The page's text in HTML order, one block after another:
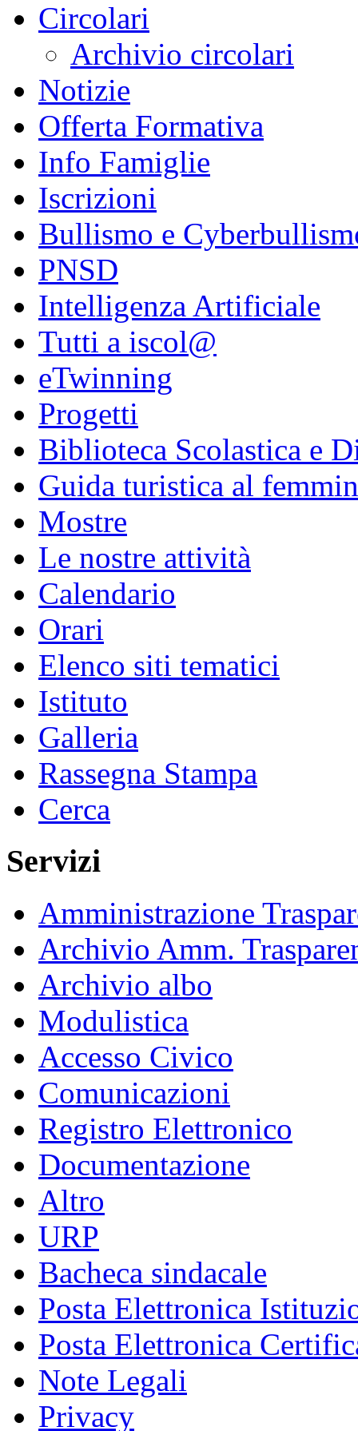
Circolari
Archivio circolari
Notizie
Offerta Formativa
Info Famiglie
Iscrizioni
Bullismo e
PNSD
Intelligenza Artificiale
Tutti a iscol@
eTwinning
Progetti
Biblioteca Scolastica e
Guida turistica al
Mostre
Le nostre attività
Calendario
Orari
Elenco siti tematici
Istituto
Galleria
Rassegna Stampa
Cerca
Servizi
Amministrazione
Archivio Amm.
Archivio albo
Modulistica
Accesso Civico
Comunicazioni
Registro Elettronico
Documentazione
Altro
URP
Bacheca sindacale
Posta Elettronica
Posta Elettronica
Note Legali
Privacy